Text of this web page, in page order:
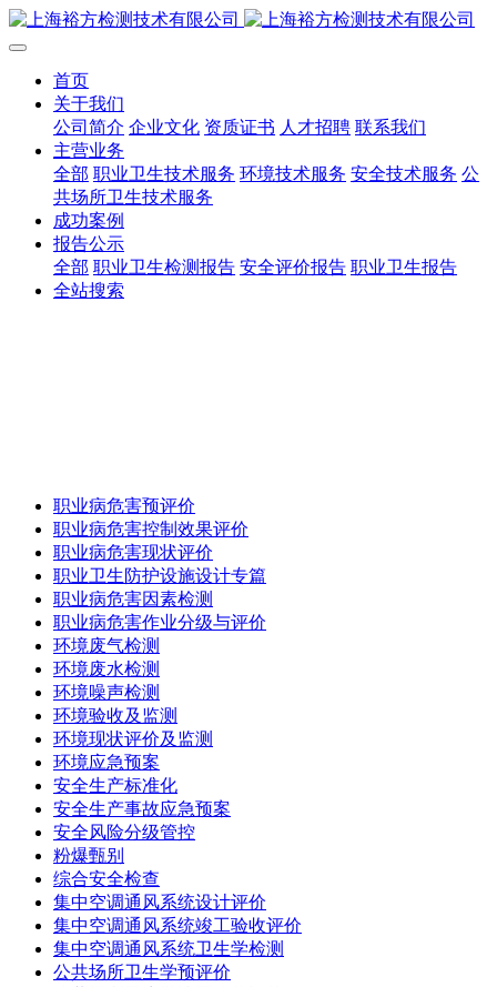
首页
关于我们
公司简介 企业文化 资质证书 人才招聘 联系我们
主营业务
全部 职业卫生技术服务 环境技术服务 安全技术服务 公
共场所卫生技术服务
成功案例
报告公示
全部 职业卫生检测报告 安全评价报告 职业卫生报告
全站搜索
职业病危害预评价
职业病危害控制效果评价
职业病危害现状评价
职业卫生防护设施设计专篇
职业病危害因素检测
职业病危害作业分级与评价
环境废气检测
环境废水检测
环境噪声检测
环境验收及监测
环境现状评价及监测
环境应急预案
安全生产标准化
安全生产事故应急预案
安全风险分级管控
粉爆甄别
综合安全检查
集中空调通风系统设计评价
集中空调通风系统竣工验收评价
集中空调通风系统卫生学检测
公共场所卫生学预评价